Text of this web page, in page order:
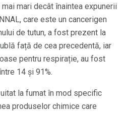
mari decât înaintea expunerii
care este un cancerigen
de tutun, a fost prezent la
față de cea precedentă, iar
pentru respirație, au fost
14 și 91%.
la fumat în mod specific
produselor chimice care